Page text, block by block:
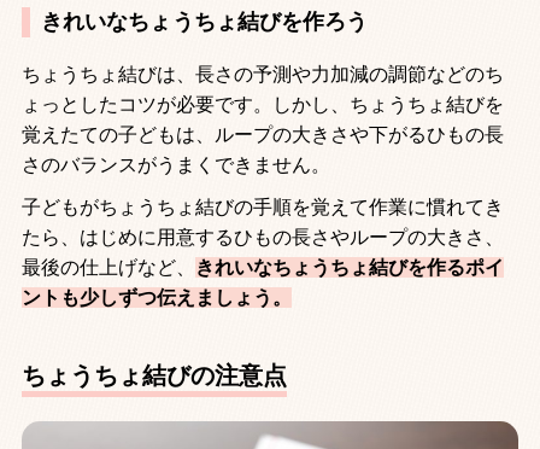
きれいなちょうちょ結びを作ろう
ちょうちょ結びは、長さの予測や力加減の調節などのち
ょっとしたコツが必要です。しかし、ちょうちょ結びを
覚えたての子どもは、ループの大きさや下がるひもの長
さのバランスがうまくできません。
子どもがちょうちょ結びの手順を覚えて作業に慣れてき
たら、はじめに用意するひもの長さやループの大きさ、
最後の仕上げなど、
きれいなちょうちょ結びを作るポイ
ントも少しずつ伝えましょう。
ちょうちょ結びの注意点